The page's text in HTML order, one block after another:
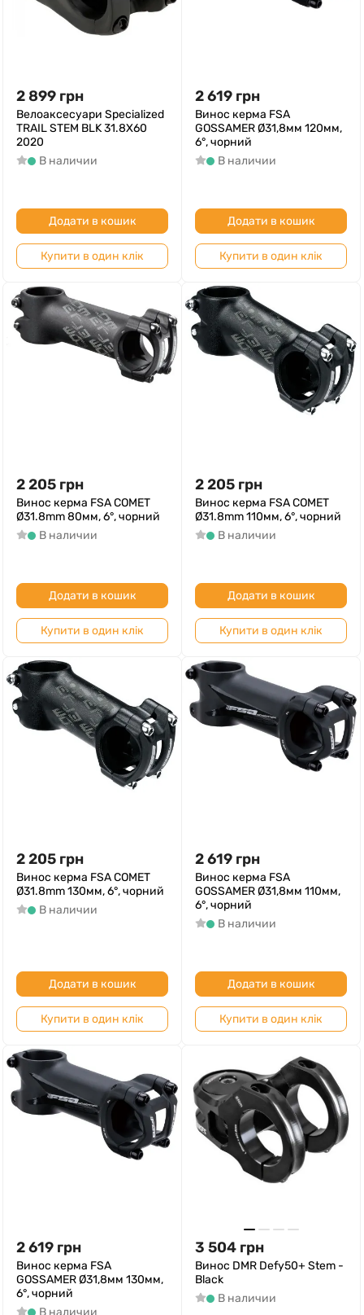
2 899 грн
Велоаксесуари Specialized
TRAIL STEM BLK 31.8X60
2020
В наличии
Додати в кошик
Купити в один клік
2 619 грн
Винос керма FSA
GOSSAMER Ø31,8мм 120мм,
6°, чорний
В наличии
Додати в кошик
Купити в один клік
2 205 грн
Винос керма FSA COMET
Ø31.8mm 80мм, 6°, чорний
В наличии
Додати в кошик
Купити в один клік
2 205 грн
Винос керма FSA COMET
Ø31.8mm 110мм, 6°, чорний
В наличии
Додати в кошик
Купити в один клік
2 205 грн
Винос керма FSA COMET
Ø31.8mm 130мм, 6°, чорний
В наличии
Додати в кошик
Купити в один клік
2 619 грн
Винос керма FSA
GOSSAMER Ø31,8мм 110мм,
6°, чорний
В наличии
Додати в кошик
Купити в один клік
2 619 грн
Винос керма FSA
GOSSAMER Ø31,8мм 130мм,
6°, чорний
В наличии
3 504 грн
Винос DMR Defy50+ Stem -
Black
В наличии